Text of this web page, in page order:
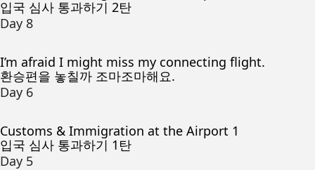
입국 심사 통과하기 2탄
Day 8
I’m afraid I might miss my connecting flight.
환승편을 놓칠까 조마조마해요.
Day 6
Customs & Immigration at the Airport 1
입국 심사 통과하기 1탄
Day 5